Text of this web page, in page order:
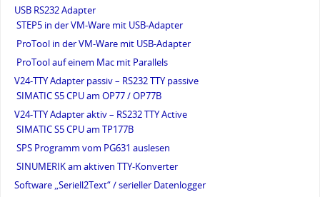
USB RS232 Adapter
STEP5 in der VM-Ware mit USB-Adapter
ProTool in der VM-Ware mit USB-Adapter
ProTool auf einem Mac mit Parallels
V24-TTY Adapter passiv – RS232 TTY passive
SIMATIC S5 CPU am OP77 / OP77B
V24-TTY Adapter aktiv – RS232 TTY Active
SIMATIC S5 CPU am TP177B
SPS Programm vom PG631 auslesen
SINUMERIK am aktiven TTY-Konverter
Software „Seriell2Text“ / serieller Datenlogger